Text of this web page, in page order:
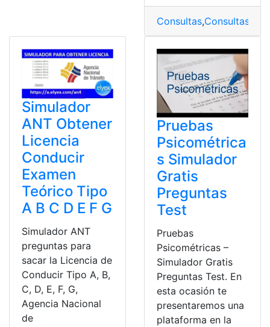
Consultas,Consultas
Simulador
ANT Obtener
Licencia
Conducir
Examen
Teórico Tipo
A B C D E F G
Simulador ANT
preguntas para
sacar la Licencia de
Conducir Tipo A, B,
C, D, E, F, G,
Agencia Nacional
de
Pruebas
Psicométrica
s Simulador
Gratis
Preguntas
Test
Pruebas
Psicométricas –
Simulador Gratis
Preguntas Test. En
esta ocasión te
presentaremos una
plataforma en la